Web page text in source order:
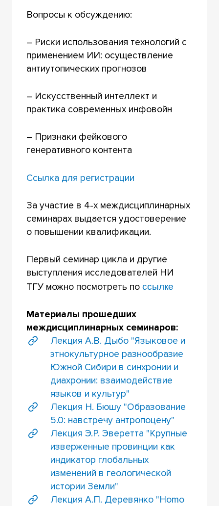
Вопросы к обсуждению:
– Риски использования технологий с
применением ИИ: осуществление
антиутопических прогнозов
– Искусственный интеллект и
практика современных инфовойн
– Признаки фейкового
генеративного контента
Ссылка для регистрации
За участие в 4-х междисциплинарных
семинарах выдается удостоверение
о повышении квалификации.
Первый семинар цикла и другие
выступления исследователей НИ
ТГУ можно посмотреть поссылке
Материалы прошедших
междисциплинарных семинаров:
Лекция А.В. Дыбо "Языковое и
этнокультурное разнообразие
Южной Сибири в синхронии и
диахронии: взаимодействие
языков и культур"
Лекция Н. Бюшу "Образование
5.0: навстречу антропоцену"
Лекция Э.Р. Эверетта "Крупные
изверженные провинции как
индикатор глобальных
изменений в геологической
истории Земли"
Лекция А.П. Деревянко "Homo